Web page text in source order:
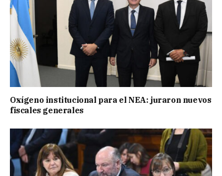
Oxígeno institucional para el NEA: juraron nuevos
fiscales generales